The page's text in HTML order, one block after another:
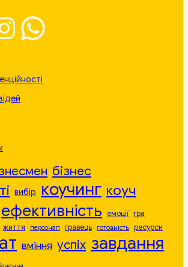
WhatsApp
бізнес
вибір коучинг коуч
ефективність емоції гра
життя персонал гравець готовність ресурси
вміння успіх завдання